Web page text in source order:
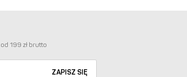
199 zł brutto
ZAPISZ SIĘ